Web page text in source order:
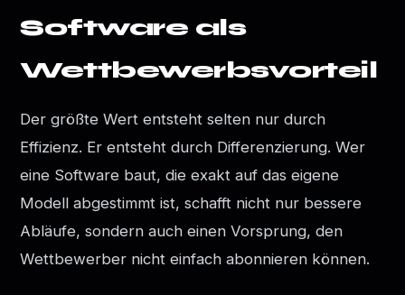
Software als
Wettbewerbsvorteil
Der größte Wert entsteht selten nur durch
Effizienz. Er entsteht durch Differenzierung. Wer
eine Software baut, die exakt auf das eigene
Modell abgestimmt ist, schafft nicht nur bessere
Abläufe, sondern auch einen Vorsprung, den
Wettbewerber nicht einfach abonnieren können.